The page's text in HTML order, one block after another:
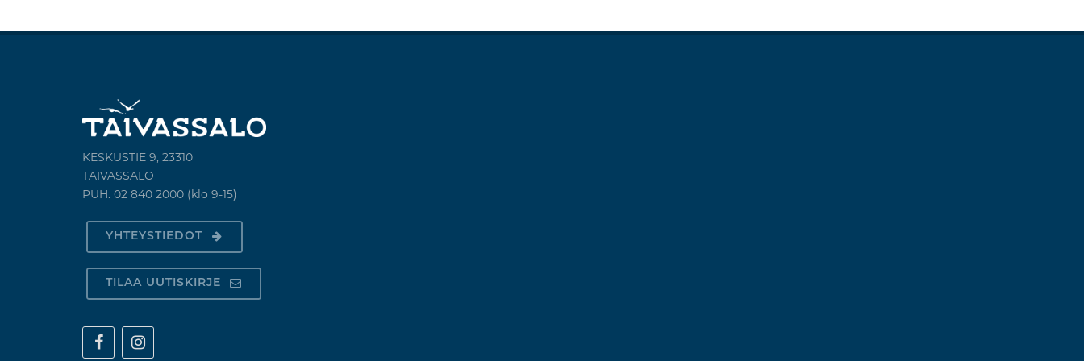
KESKUSTIE 9, 23310
TAIVASSALO
PUH. 02 840 2000 (klo 9-15)
YHTEYSTIEDOT
TILAA UUTISKIRJE